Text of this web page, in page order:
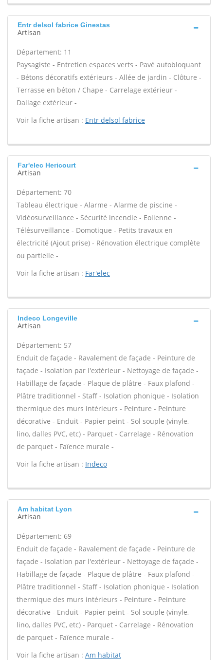
Entr delsol fabrice Ginestas
Artisan
Département: 11
Paysagiste - Entretien espaces verts - Pavé autobloquant
- Bétons décoratifs extérieurs - Allée de jardin - Clôture -
Terrasse en béton / Chape - Carrelage extérieur -
Dallage extérieur -
Voir la fiche artisan : Entr delsol fabrice
Far'elec Hericourt
Artisan
Département: 70
Tableau électrique - Alarme - Alarme de piscine -
Vidéosurveillance - Sécurité incendie - Eolienne -
Télésurveillance - Domotique - Petits travaux en
électricité (Ajout prise) - Rénovation électrique complète
ou partielle -
Voir la fiche artisan : Far'elec
Indeco Longeville
Artisan
Département: 57
Enduit de façade - Ravalement de façade - Peinture de
façade - Isolation par l'extérieur - Nettoyage de façade -
Habillage de façade - Plaque de plâtre - Faux plafond -
Plâtre traditionnel - Staff - Isolation phonique - Isolation
thermique des murs intérieurs - Peinture - Peinture
décorative - Enduit - Papier peint - Sol souple (vinyle,
lino, dalles PVC, etc) - Parquet - Carrelage - Rénovation
de parquet - Faïence murale -
Voir la fiche artisan : Indeco
Am habitat Lyon
Artisan
Département: 69
Enduit de façade - Ravalement de façade - Peinture de
façade - Isolation par l'extérieur - Nettoyage de façade -
Habillage de façade - Plaque de plâtre - Faux plafond -
Plâtre traditionnel - Staff - Isolation phonique - Isolation
thermique des murs intérieurs - Peinture - Peinture
décorative - Enduit - Papier peint - Sol souple (vinyle,
lino, dalles PVC, etc) - Parquet - Carrelage - Rénovation
de parquet - Faïence murale -
Voir la fiche artisan : Am habitat